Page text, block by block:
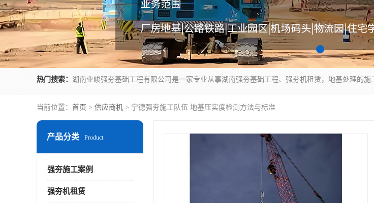
热门搜索：
当前位置： 首页 > 供应商机 > 宁德强夯施工队伍 地基压实度检测方法与标准
产品分类 Product
强夯施工案例
强夯机租赁